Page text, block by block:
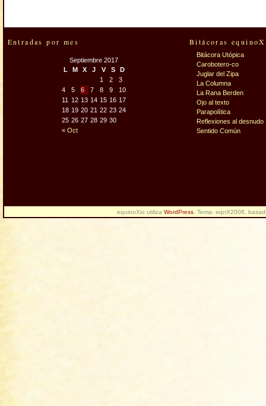
Entradas por mes
Septiembre 2017
L
M X J V S D
« Oct
1 2
3
4
5 6 7 8 9
10
11
12 13 14 15 16 17
18 19 20 21 22 23 24
25 26 27 28 29 30
Bitácoras
Bitácora Utópica
Carobotero-co
Juglar del Zipa
La Columna
La Rana Berden
Ojo al texto
Parapolítica
Reflexiones al desnudo
Sentido Común
equinoXio utiliza WordPress . Tema: eqnX2008,